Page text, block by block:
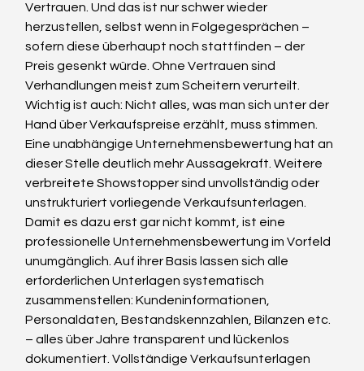
Vertrauen. Und das ist nur schwer wieder
herzustellen, selbst wenn in Folgegesprächen –
sofern diese überhaupt noch stattfinden – der
Preis gesenkt würde. Ohne Vertrauen sind
Verhandlungen meist zum Scheitern verurteilt.
Wichtig ist auch: Nicht alles, was man sich unter der
Hand über Verkaufspreise erzählt, muss stimmen.
Eine unabhängige Unternehmensbewertung hat an
dieser Stelle deutlich mehr Aussagekraft. Weitere
verbreitete Showstopper sind unvollständig oder
unstrukturiert vorliegende Verkaufsunterlagen.
Damit es dazu erst gar nicht kommt, ist eine
professionelle Unternehmensbewertung im Vorfeld
unumgänglich. Auf ihrer Basis lassen sich alle
erforderlichen Unterlagen systematisch
zusammenstellen: Kundeninformationen,
Personaldaten, Bestandskennzahlen, Bilanzen etc.
– alles über Jahre transparent und lückenlos
dokumentiert. Vollständige Verkaufsunterlagen